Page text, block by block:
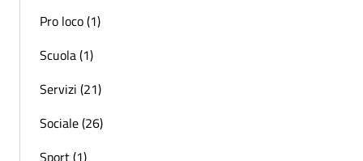
Pro loco (1)
Scuola (1)
Servizi (21)
Sociale (26)
Sport (1)